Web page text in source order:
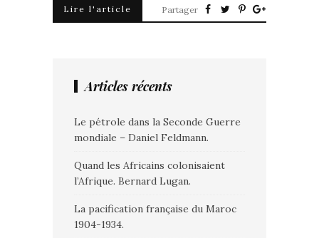
Lire l'article Partager
Articles récents
Le pétrole dans la Seconde Guerre
mondiale – Daniel Feldmann.
Quand les Africains colonisaient
l’Afrique. Bernard Lugan.
La pacification française du Maroc
1904-1934.